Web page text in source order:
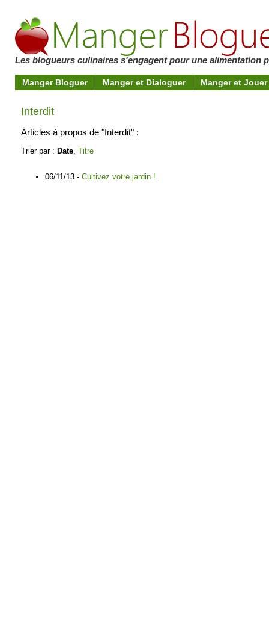
Les blogueurs culinaires s'engagent pour une alimentation
Manger Bloguer Manger et Dialoguer Manger et Jouer
Interdit
Articles à propos de "Interdit" :
Trier par : Date Titre
06/11/13 - Cultivez votre jardin !